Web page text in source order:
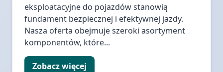
eksploatacyjne do pojazdów stanowią
fundament bezpiecznej i efektywnej jazdy.
Nasza oferta obejmuje szeroki asortyment
komponentów, które...
Zobacz więcej